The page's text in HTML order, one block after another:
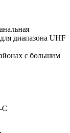
диапазона UHF
с большим
C